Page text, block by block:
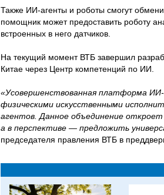
Также ИИ-агенты и роботы смогут
помощник может предоставить роботу
встроенных в него датчиков.
На текущий момент ВТБ завершил
Китае через Центр компетенций по ИИ.
«Усовершенствованная платформа
физическими искусственными
агентов. Данное объединение
а в перспективе — предложить
председателя правления ВТБ в